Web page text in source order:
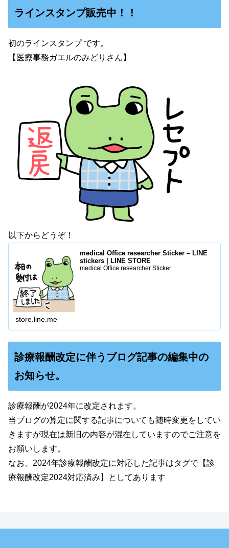
ラインスタンプ販売中！！
初のラインスタンプ です。
【医療事務ガエルのみどりさん】
以下からどうぞ！
medical Office researcher Sticker – LINE
stickers | LINE STORE
medical Office researcher Sticker
store.line.me
診療報酬改定に伴うブログ記事の編集中の
お知らせ。
診療報酬が2024年に改定されます。
当ブログの算定に関する記事についても随時変更をしてい
きますが現在は新旧の内容が混在していますのでご注意を
お願いします。
なお、2024年診療報酬改定に対応した記事はタグで【診
療報酬改定2024対応済み】としてあります